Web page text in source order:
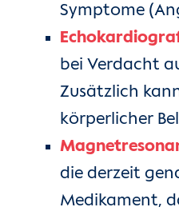
Symptome
bei Verdacht
Zusätzlich
körperlicher
die derzeit
Medikament,